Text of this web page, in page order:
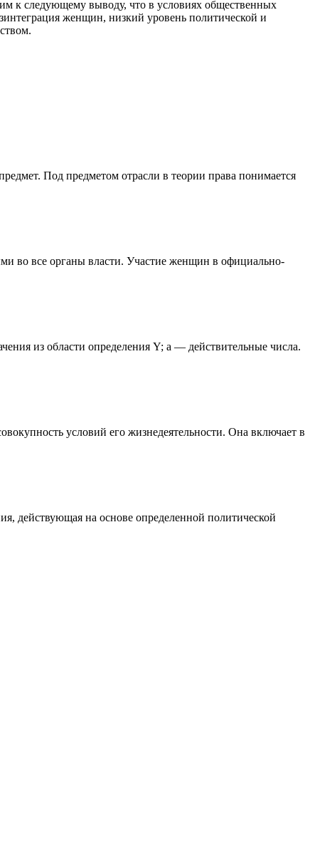
к следующему выводу, что в условиях общественных
женщин, низкий уровень политической и
Под предметом отрасли в теории права понимается
во все органы власти. Участие женщин в официально-
из области определения Y; а — действительные числа.
условий его жизнедеятельности. Она включает в
действующая на основе определенной политической